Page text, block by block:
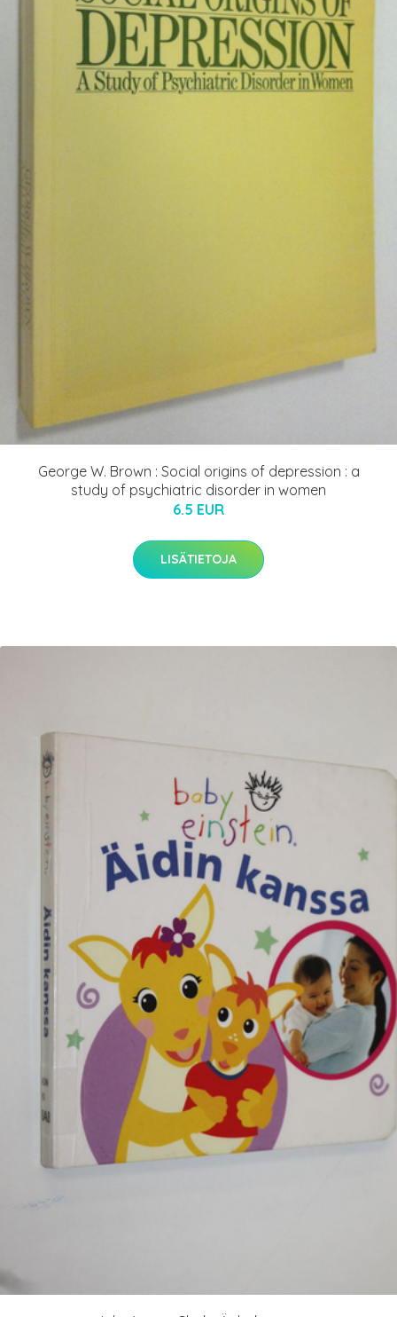
George W. Brown : Social origins of depression : a
study of psychiatric disorder in women
6.5 EUR
LISÄTIETOJA